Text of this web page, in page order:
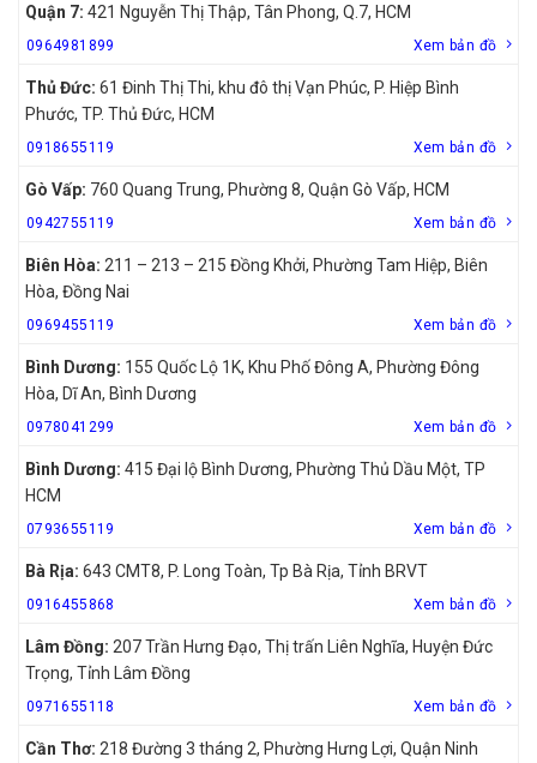
Quận 7: 421 Nguyễn Thị Thập, Tân Phong, Q.7, HCM
0964981899 Xem bản đồ
Thủ Đức: 61 Đinh Thị Thi, khu đô thị Vạn Phúc, P. Hiệp Bình
Phước, TP. Thủ Đức, HCM
0918655119 Xem bản đồ
Gò Vấp: 760 Quang Trung, Phường 8, Quận Gò Vấp, HCM
0942755119 Xem bản đồ
Biên Hòa: 211 – 213 – 215 Đồng Khởi, Phường Tam Hiệp, Biên
Hòa, Đồng Nai
0969455119 Xem bản đồ
Bình Dương: 155 Quốc Lộ 1K, Khu Phố Đông A, Phường Đông
Hòa, Dĩ An, Bình Dương
0978041299 Xem bản đồ
Bình Dương: 415 Đại lộ Bình Dương, Phường Thủ Dầu Một, TP
HCM
0793655119 Xem bản đồ
Bà Rịa: 643 CMT8, P. Long Toàn, Tp Bà Rịa, Tỉnh BRVT
0916455868 Xem bản đồ
Lâm Đồng: 207 Trần Hưng Đạo, Thị trấn Liên Nghĩa, Huyện Đức
Trọng, Tỉnh Lâm Đồng
0971655118 Xem bản đồ
Cần Thơ: 218 Đường 3 tháng 2, Phường Hưng Lợi, Quận Ninh